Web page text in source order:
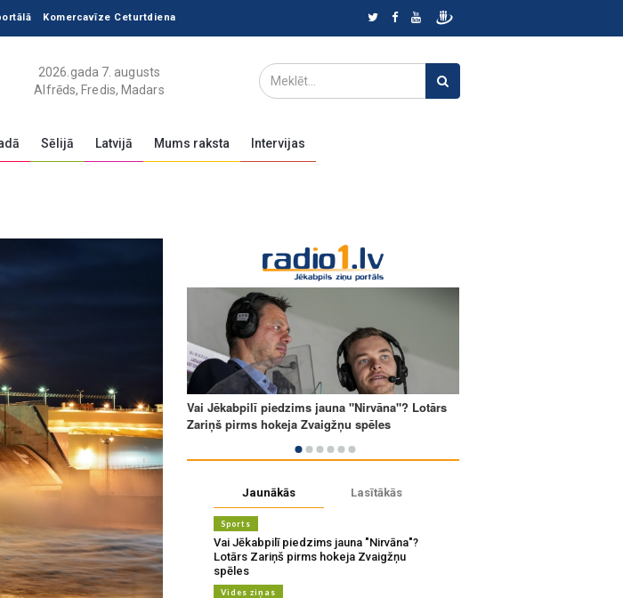
Komercavīze Ceturtdiena
2026.gada 7. augusts
Alfrēds, Fredis, Madars
Sēlijā Latvijā Mums raksta Intervijas
Jaunākās Lasītākās
Sports
Vai Jēkabpilī piedzims jauna "Nirvāna"?
Lotārs Zariņš pirms hokeja Zvaigžņu
spēles
Vides ziņas